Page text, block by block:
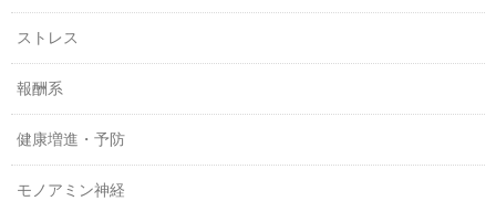
ストレス
報酬系
健康増進・予防
モノアミン神経